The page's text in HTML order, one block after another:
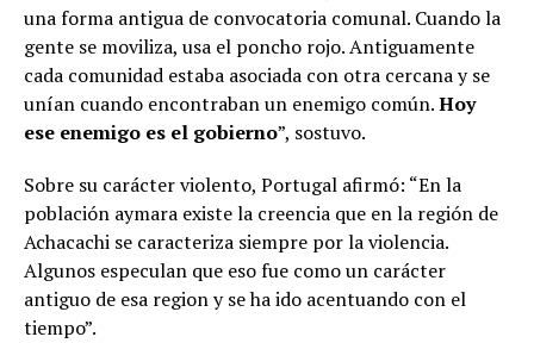
una forma antigua de convocatoria comunal. Cuando la
gente se moviliza, usa el poncho rojo. Antiguamente
cada comunidad estaba asociada con otra cercana y se
unían cuando encontraban un enemigo común.Hoy
ese enemigo es el gobierno”, sostuvo.
Sobre su carácter violento, Portugal afirmó: “En la
población aymara existe la creencia que en la región de
Achacachi se caracteriza siempre por la violencia.
Algunos especulan que eso fue como un carácter
antiguo de esa region y se ha ido acentuando con el
tiempo”.